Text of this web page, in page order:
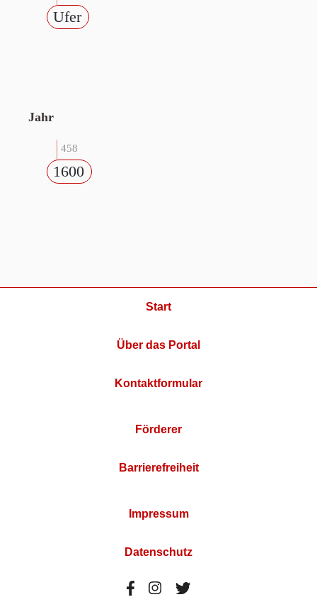
Ufer
Jahr
458
1600
Start
Über das Portal
Kontaktformular
Förderer
Barrierefreiheit
Impressum
Datenschutz